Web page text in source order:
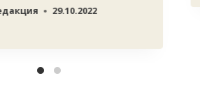
29.10.2022